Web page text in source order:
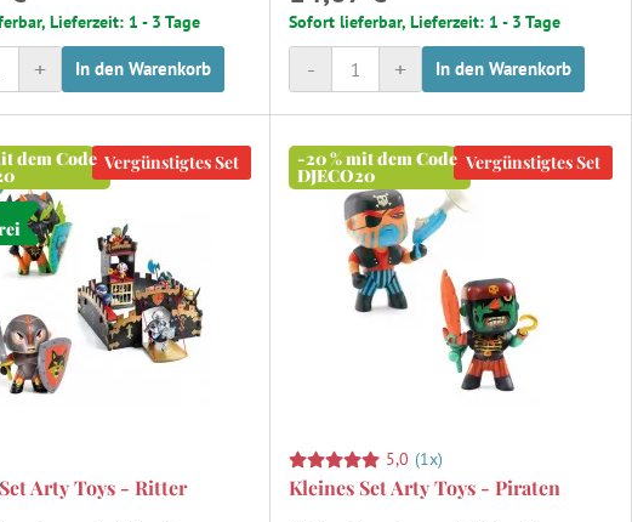
Lieferzeit: 1 - 3 Tage
+ In den Warenkorb
Sofort lieferbar, Lieferzeit: 1 - 3 Tage
+
- In den Warenkorb
dem Code Vergünstigtes Set
Arty Toys - Ritter
-20 % mit dem Code
DJECO20
Vergünstigtes Set
5,0 (1x)
Kleines Set Arty Toys - Piraten